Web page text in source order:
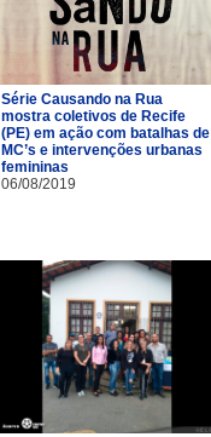
Série Causando na Rua
mostra coletivos de Recife
(PE) em ação com batalhas de
MC’s e intervenções urbanas
femininas
06/08/2019